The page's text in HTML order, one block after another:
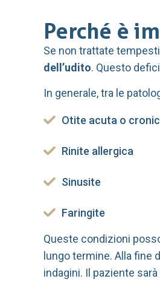
Perché è
Se non trattate
dell’udito. Questo
In generale, tra le
Otite acuta o
Rinite allergica
Sinusite
Faringite
Queste condizioni
lungo termine. Alla fine
indagini. Il paziente